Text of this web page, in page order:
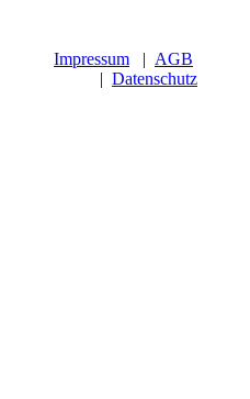
Impressum | AGB
| Datenschutz